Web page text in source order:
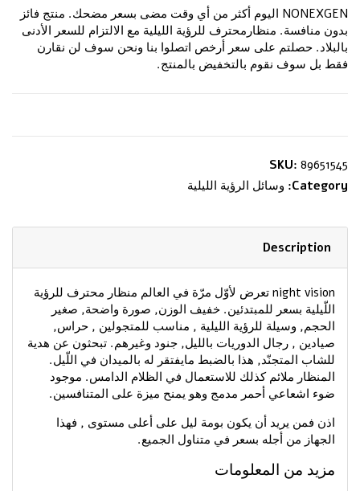
NONEXGEN اليوم أكثر من أي وقت مضى بسعر مضحك. منتج فائز
بدون منافسة. منظارمحترف للرؤية الليلية مع الالتزام للسعر الأدنى
بالبلاد. حصلتم على سعر أرخص اتصلوا بنا ونحن سوف لن نقارن
فقط بل سوف نقوم بالتخفيض بالمنتج.
SKU:89651545
Category:
وسائل الرؤية الليلية
Description
night vision تعرض لأوّل مرّة في العالم منظار محترف للرؤية
اللّيلية بسعر للمبتدئين. خفيف الوزن, صورة واضحة, صغير
الحجم, وسيلة للرؤية الليلية , مناسب للمتجولين , حراس,
صيادين , رجال الدوريات بالليل, جنود وغيرهم. تبحثون عن هدية
للشاب المتجنّد, هذا بالضبط مايفتقر له بالميدان في اللّيل.
المنظار ملائم كذلك للاستعمال في الظلام الدامس. موجود
ضوء اشعاعي أحمر مدمج وهو يمنح ميزة على المتنافسين.
اذن فمن يريد أن يكون بومة ليل على أعلى مستوى , فهذا
الجهاز من أجله بسعر في متناول الجميع.
مزيد من المعلومات